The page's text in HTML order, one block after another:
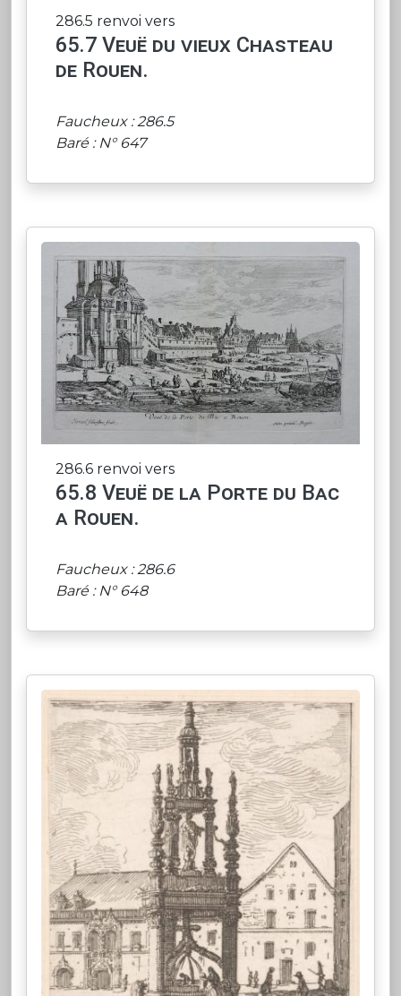
286.5 renvoi vers
65.7 Veuë du vieux Chasteau
de Rouen.
Faucheux : 286.5
Baré : N° 647
286.6 renvoi vers
65.8 Veuë de la Porte du Bac
a Rouen.
Faucheux : 286.6
Baré : N° 648